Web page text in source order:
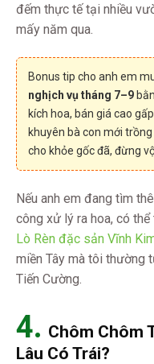
đếm thực tế tại nhiều
mấy năm qua.
Bonus tip cho anh em
nghịch vụ tháng 7–9
kích hoa, bán giá cao gấp
khuyên bà con mới
cho khỏe gốc đã, đừng
Nếu anh em đang tìm
công xử lý ra hoa, có
Lò Rèn đặc sản Vĩnh
miền Tây mà tôi thường
Tiến Cường.
4. Chôm Chôm
Lâu Có Trái?